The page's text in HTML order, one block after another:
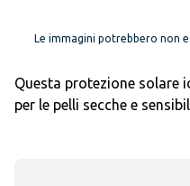
Le immagini potrebbero non
Questa protezione solare
per le pelli secche e